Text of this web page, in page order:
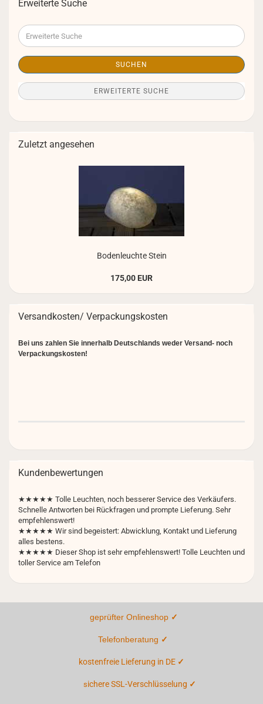
Erweiterte Suche
Erweiterte
Suche
SUCHEN
ERWEITERTE SUCHE
Zuletzt angesehen
Bo­den­leuch­te Stein
175,00 EUR
Versandkosten/ Verpackungskosten
Bei uns zahlen Sie innerhalb Deutschlands weder Versand- noch
Verpackungskosten!
Kundenbewertungen
★★★★★ Tolle Leuchten, noch besserer Service des Verkäufers.
Schnelle Antworten bei Rückfragen und prompte Lieferung. Sehr
empfehlenswert!
★★★★★ Wir sind begeistert: Abwicklung, Kontakt und Lieferung
alles bestens.
★★★★★ Dieser Shop ist sehr empfehlenswert! Tolle Leuchten und
toller Service am Telefon
geprüfter Onlineshop ✓
Telefonberatung ✓
kostenfreie Lieferung in DE ✓
sichere SSL-Verschlüsselung ✓